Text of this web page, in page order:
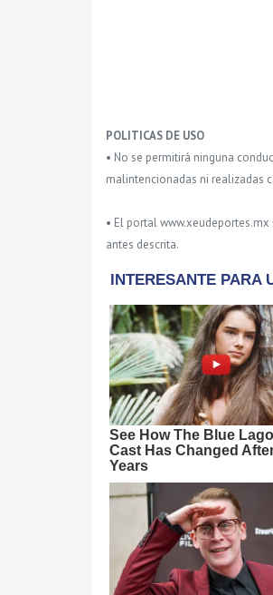
POLITICAS DE USO
• No se permitirá ninguna
malintencionadas ni realizadas
• El portal
antes descrita.